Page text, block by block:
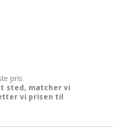
pris.
sted, matcher vi
vi prisen til